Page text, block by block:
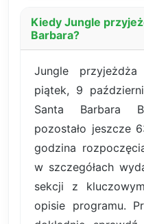
Kiedy Jungle
Barbara?
Jungle
piątek, 9
Santa Barbara
pozostało jeszcze
godzina
w szczegółach
sekcji z
opisie programu.